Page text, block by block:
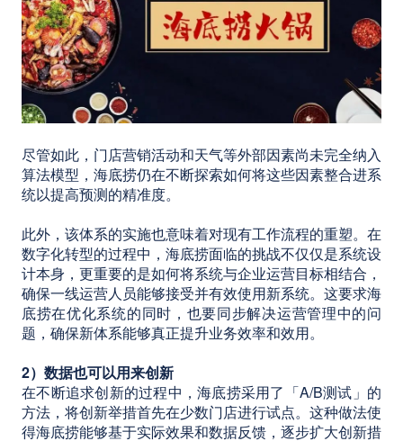
尽管如此，门店营销活动和天气等外部因素尚未完全纳入
算法模型，海底捞仍在不断探索如何将这些因素整合进系
统以提高预测的精准度。
此外，该体系的实施也意味着对现有工作流程的重塑。在
数字化转型的过程中，海底捞面临的挑战不仅仅是系统设
计本身，更重要的是如何将系统与企业运营目标相结合，
确保一线运营人员能够接受并有效使用新系统。这要求海
底捞在优化系统的同时，也要同步解决运营管理中的问
题，确保新体系能够真正提升业务效率和效用。
2）数据也可以用来创新
在不断追求创新的过程中，海底捞采用了「A/B测试」的
方法，将创新举措首先在少数门店进行试点。这种做法使
得海底捞能够基于实际效果和数据反馈，逐步扩大创新措